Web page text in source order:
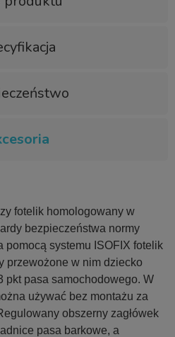
fotelik homologowany w
bezpieczeństwa normy
pomocą systemu ISOFIX fotelik
przewożone w nim dziecko
pkt pasa samochodowego. W
używać bez montażu za
obszerny zagłówek
pasa barkowe, a